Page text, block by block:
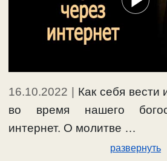
16.10.2022
Как себя вести
во время нашего
интернет. О молитве …
развернуть